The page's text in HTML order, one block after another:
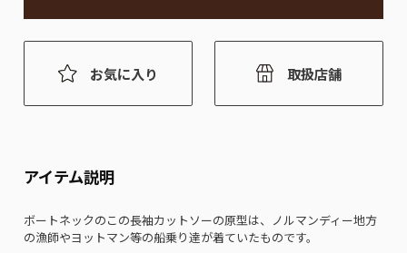
お気に入り 取扱店舗
アイテム説明
ボートネックのこの長袖カットソーの原型は、ノルマンディー地方
の漁師やヨットマン等の船乗り達が着ていたものです。